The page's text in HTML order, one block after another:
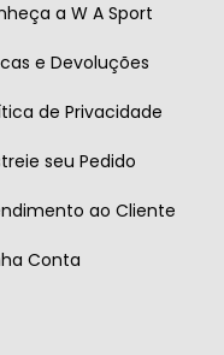
a W A Sport
e Devoluções
de Privacidade
seu Pedido
ao Cliente
Conta